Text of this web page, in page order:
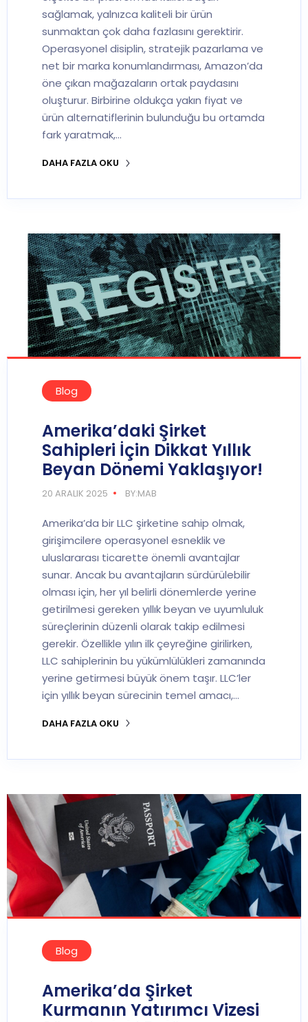
sağlamak, yalnızca kaliteli bir ürün
sunmaktan çok daha fazlasını gerektirir.
Operasyonel disiplin, stratejik pazarlama ve
net bir marka konumlandırması, Amazon’da
öne çıkan mağazaların ortak paydasını
oluşturur. Birbirine oldukça yakın fiyat ve
ürün alternatiflerinin bulunduğu bu ortamda
fark yaratmak,…
DAHA FAZLA OKU
Blog
Amerika’daki Şirket
Sahipleri İçin Dikkat Yıllık
Beyan Dönemi Yaklaşıyor!
20 ARALIK 2025 BY:MAB
Amerika’da bir LLC şirketine sahip olmak,
girişimcilere operasyonel esneklik ve
uluslararası ticarette önemli avantajlar
sunar. Ancak bu avantajların sürdürülebilir
olması için, her yıl belirli dönemlerde yerine
getirilmesi gereken yıllık beyan ve uyumluluk
süreçlerinin düzenli olarak takip edilmesi
gerekir. Özellikle yılın ilk çeyreğine girilirken,
LLC sahiplerinin bu yükümlülükleri zamanında
yerine getirmesi büyük önem taşır. LLC’ler
için yıllık beyan sürecinin temel amacı,…
DAHA FAZLA OKU
Blog
Amerika’da Şirket
Kurmanın Yatırımcı Vizesi